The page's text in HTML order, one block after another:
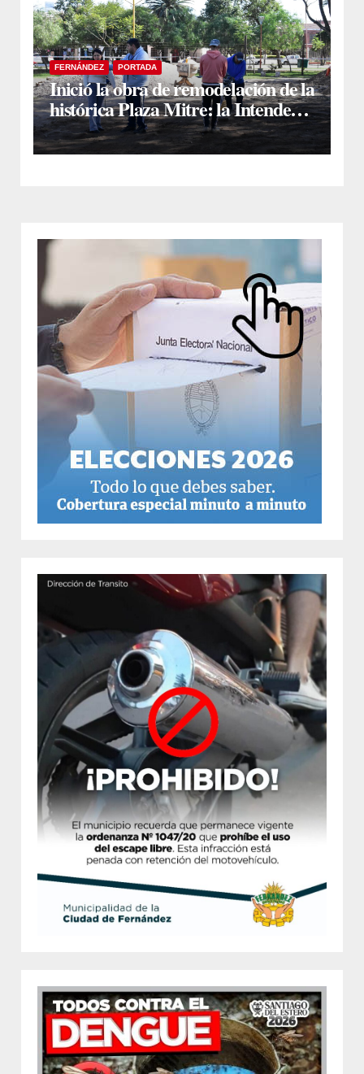
FERNÁNDEZ PORTADA
Inició la obra de remodelación de la
histórica Plaza Mitre: la Intendente
Yanina Iturre supervisó los
primeros trabajos